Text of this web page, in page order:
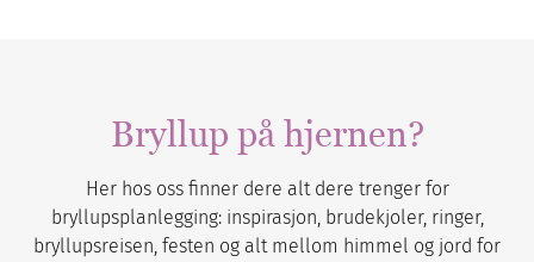
Bryllup på hjernen?
Her hos oss finner dere alt dere trenger for
bryllupsplanlegging: inspirasjon, brudekjoler, ringer,
bryllupsreisen, festen og alt mellom himmel og jord for